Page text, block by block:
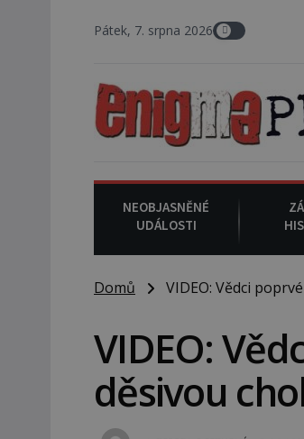
Pátek, 7. srpna 2026 7.
NEOBJASNĚNÉ
UDÁLOSTI
Domů VIDEO: Vědci
VIDEO:
děsivou